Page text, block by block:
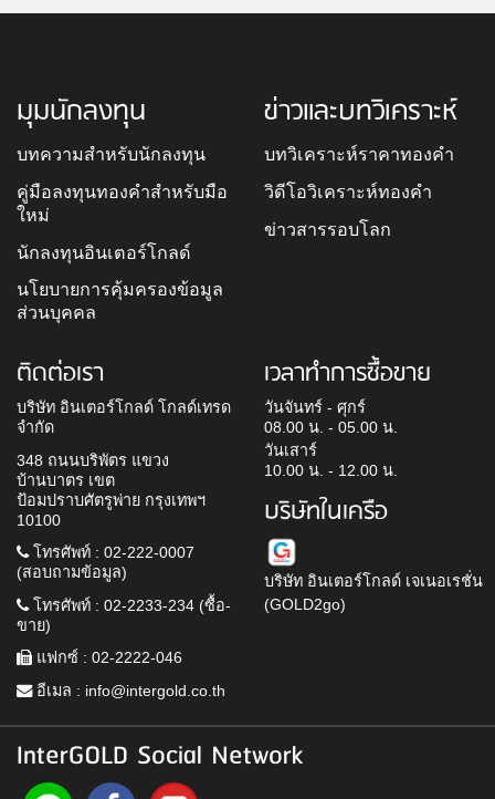
มุมนักลงทุน
บทความสำหรับนักลงทุน
คู่มือลงทุนทองคำสำหรับมือ
ใหม่
นักลงทุนอินเตอร์โกลด์
นโยบายการคุ้มครองข้อมูล
ส่วนบุคคล
ข่าวและบทวิเคราะห์
บทวิเคราะห์ราคาทองคำ
วิดีโอวิเคราะห์ทองคำ
ข่าวสารรอบโลก
ติดต่อเรา
บริษัท อินเตอร์โกลด์ โกลด์เทรด
จำกัด
348 ถนนบริพัตร แขวง
บ้านบาตร เขต
ป้อมปราบศัตรูพ่าย กรุงเทพฯ
10100
โทรศัพท์ : 02-222-0007
(สอบถามข้อมูล)
โทรศัพท์ : 02-2233-234 (ซื้อ-
ขาย)
แฟกซ์ : 02-2222-046
อีเมล : info@intergold.co.th
เวลาทำการซื้อขาย
วันจันทร์ - ศุกร์
08.00 น. - 05.00 น.
วันเสาร์
10.00 น. - 12.00 น.
บริษัทในเครือ
บริษัท อินเตอร์โกลด์ เจเนอเรชั่น
(GOLD2go)
InterGOLD Social Network